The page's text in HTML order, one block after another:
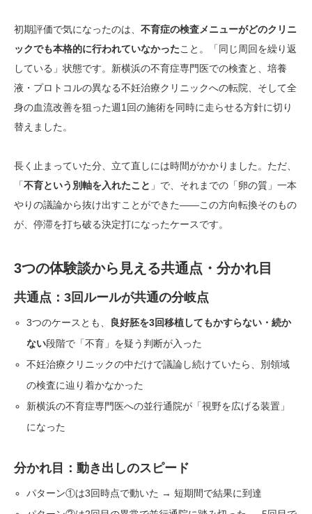
初期評価で気になったのは、 不育症の検査メニューがどのクリニ
ックでも本格的に行われていなかったこと。「同じ周回を繰り返
している」状態です。新横浜の不育症専門医での検査と、培養
液・プロトコルの異なる不妊治療クリニックへの転院、そして全
身の血流改善を狙った週1回の施術を同時に走らせる方針に切り
替えました。
長く止まっていた分、立て直しには時間がかかりました。ただ、
「不育という別軸を入れたこと 」で、それまでの「卵の質」一本
やりの議論から抜け出すことができた——この方向転換そのもの
が、停滞を打ち破る決定打になったケースです。
3つの体験談から見える共通点・分かれ目
共通点：3回ルールが共通の分岐点
3つのケースとも、
良好胚を3回移植してもかすらない・続か
ない段階で「不育」を疑う判断が入った
不妊治療クリニックの中だけで議論し続けていたら、別領域
の検査に辿り着かなかった
新横浜の不育症専門医への並行通院が「視野を広げる装置」
になった
分かれ目：動き出しのスピード
パターン①は3回時点で動いた → 短期間で結果に到達